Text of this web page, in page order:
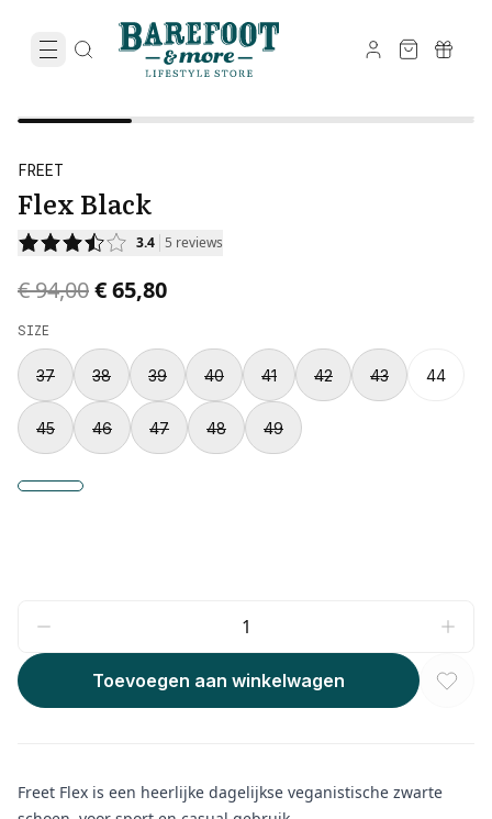
FREET
Flex Black
3.4 5 reviews
Original price was € 94,00.
€ 94,00Current price is € 65,80.
€ 65,80
SIZE
37 38 39 40 41 42 43 44
45 46 47 48 49
Toevoegen aan winkelwagen
Freet Flex is een heerlijke dagelijkse veganistische zwarte